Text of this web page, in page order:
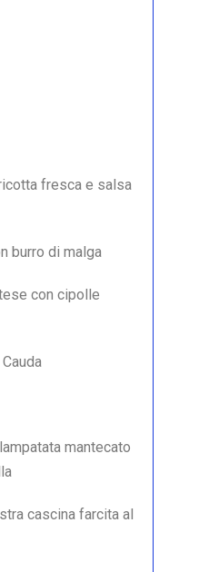
fresca e salsa
burro di malga
con cipolle
mantecato
cascina farcita al